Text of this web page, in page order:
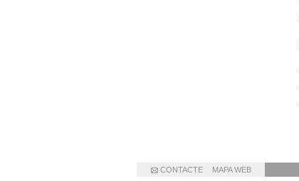
CONTACTE MAPA WEB